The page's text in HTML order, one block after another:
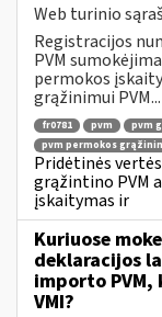
Web turinio
Registracijos
PVM
permokos
grąžinimui PVM...
fr0781 pvm pvm
pvm permokos
Pridėtinės
grąžintino PVM
įskaitymas ir
Kuriuose
deklaracijos
importo
VMI?